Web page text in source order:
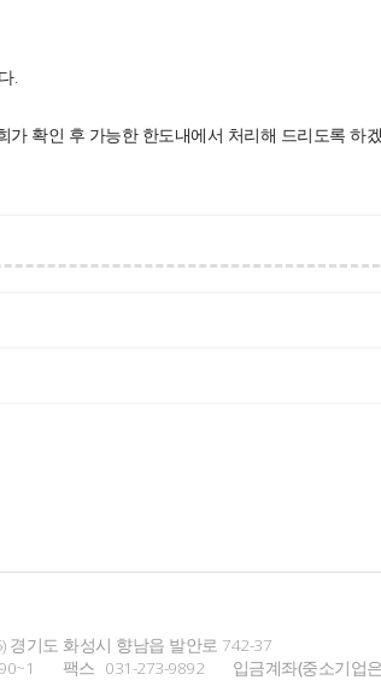
.
가 확인 후 가능한 한도내에서 처리해 드리도록 하
경기도 화성시 향남읍 발안로 742-37
팩스 031-273-9892 입금계좌(중소기업